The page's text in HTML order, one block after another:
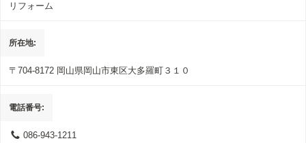
リフォーム
所在地
〒704-8172 岡山県岡山市東区大多羅町３１０
電話番号
086-943-1211